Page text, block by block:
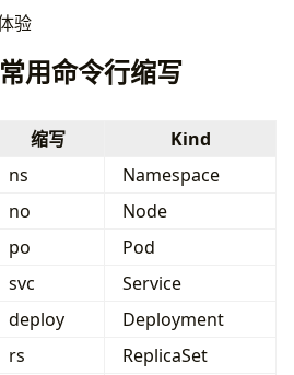
作
命令自动补全
验
用命令行缩写
缩写
Kind
ns
Namespace
no
Node
po
Pod
svc
Service
deploy
Deployment
rs
ReplicaSet